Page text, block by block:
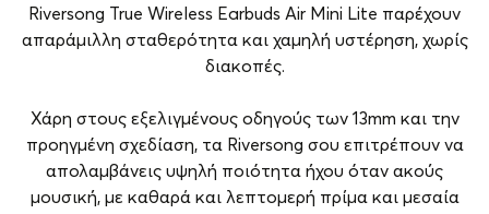
Riversong True Wireless Earbuds Air Mini Lite παρέχουν
απαράμιλλη σταθερότητα και χαμηλή υστέρηση, χωρίς
διακοπές.
Χάρη στους εξελιγμένους οδηγούς των 13mm και την
προηγμένη σχεδίαση, τα Riversong σου επιτρέπουν να
απολαμβάνεις υψηλή ποιότητα ήχου όταν ακούς
μουσική, με καθαρά και λεπτομερή πρίμα και μεσαία